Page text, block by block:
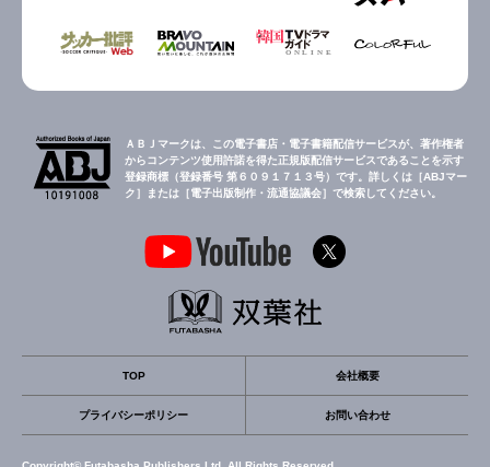
ＡＢＪマークは、この電子書店・電子書籍配信サービスが、著作権者
からコンテンツ使用許諾を得た正規版配信サービスであることを示す
登録商標（登録番号 第６０９１７１３号）です。詳しくは［ABJマー
ク］または［電子出版制作・流通協議会］で検索してください。
TOP 会社概要
プライバシーポリシー お問い合わせ